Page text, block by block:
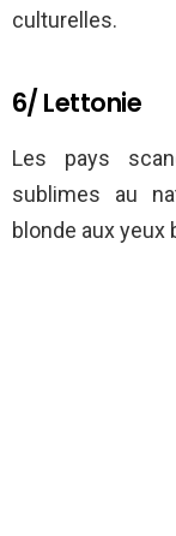
culturelles.
6/ Lettonie
Les pays
sublimes au
blonde aux yeux